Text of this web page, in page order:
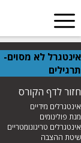
אינטגרל לא מסוים-
תרגילים
חזור לדף הקורס
אינטגרלים מידיים
מנת פולינומים
אינטגרלים טריגונומטריים
שיטת ההצבה